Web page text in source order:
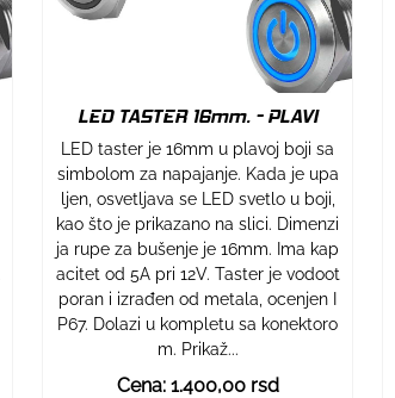
LED TASTER 16mm. - PLAVI
LED taster je 16mm u plavoj boji sa
simbolom za napajanje. Kada je upa
ljen, osvetljava se LED svetlo u boji,
kao što je prikazano na slici. Dimenzi
ja rupe za bušenje je 16mm. Ima kap
acitet od 5A pri 12V. Taster je vodoot
poran i izrađen od metala, ocenjen I
P67. Dolazi u kompletu sa konektoro
m. Prikaž...
Cena: 1.400,00 rsd